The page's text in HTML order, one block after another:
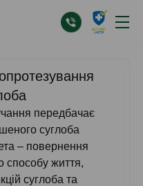
передбачає
суглоба
– повернення
способу життя,
суглоба та